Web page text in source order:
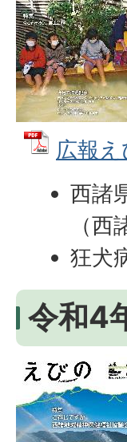
広報
西諸
（西
狂犬
令和4